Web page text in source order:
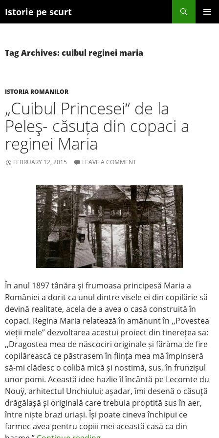
Istorie pe scurt
Search
SKIP TO CONTENT
Tag Archives: cuibul reginei maria
ISTORIA ROMANILOR
„Cuibul Princesei“ de la
Peleş- căsuța din copaci a
reginei Maria
FEBRUARY 12, 2015 LEAVE A COMMENT
În anul 1897 tânăra și frumoasa principesă Maria a
României a dorit ca unul dintre visele ei din copilărie să
devină realitate, acela de a avea o casă construită în
copaci. Regina Maria relatează în amănunt în ,,Povestea
vieții mele” dezvoltarea acestui proiect din tinerețea sa:
,,Dragostea mea de născociri originale și fărâma de fire
copilărească ce păstrasem în ființa mea mă împinseră
să-mi clădesc o colibă mică și nostimă, sus, în frunzișul
unor pomi. Această idee hazlie îl încântă pe Lecomte du
Nouÿ, arhitectul Unchiului; așadar, îmi desenă o căsuță
drăgălașă și originală care trebuia proptită sus în aer,
între niște brazi uriași. Își poate cineva închipui ce
farmec avea pentru copiii mei această casă ca din